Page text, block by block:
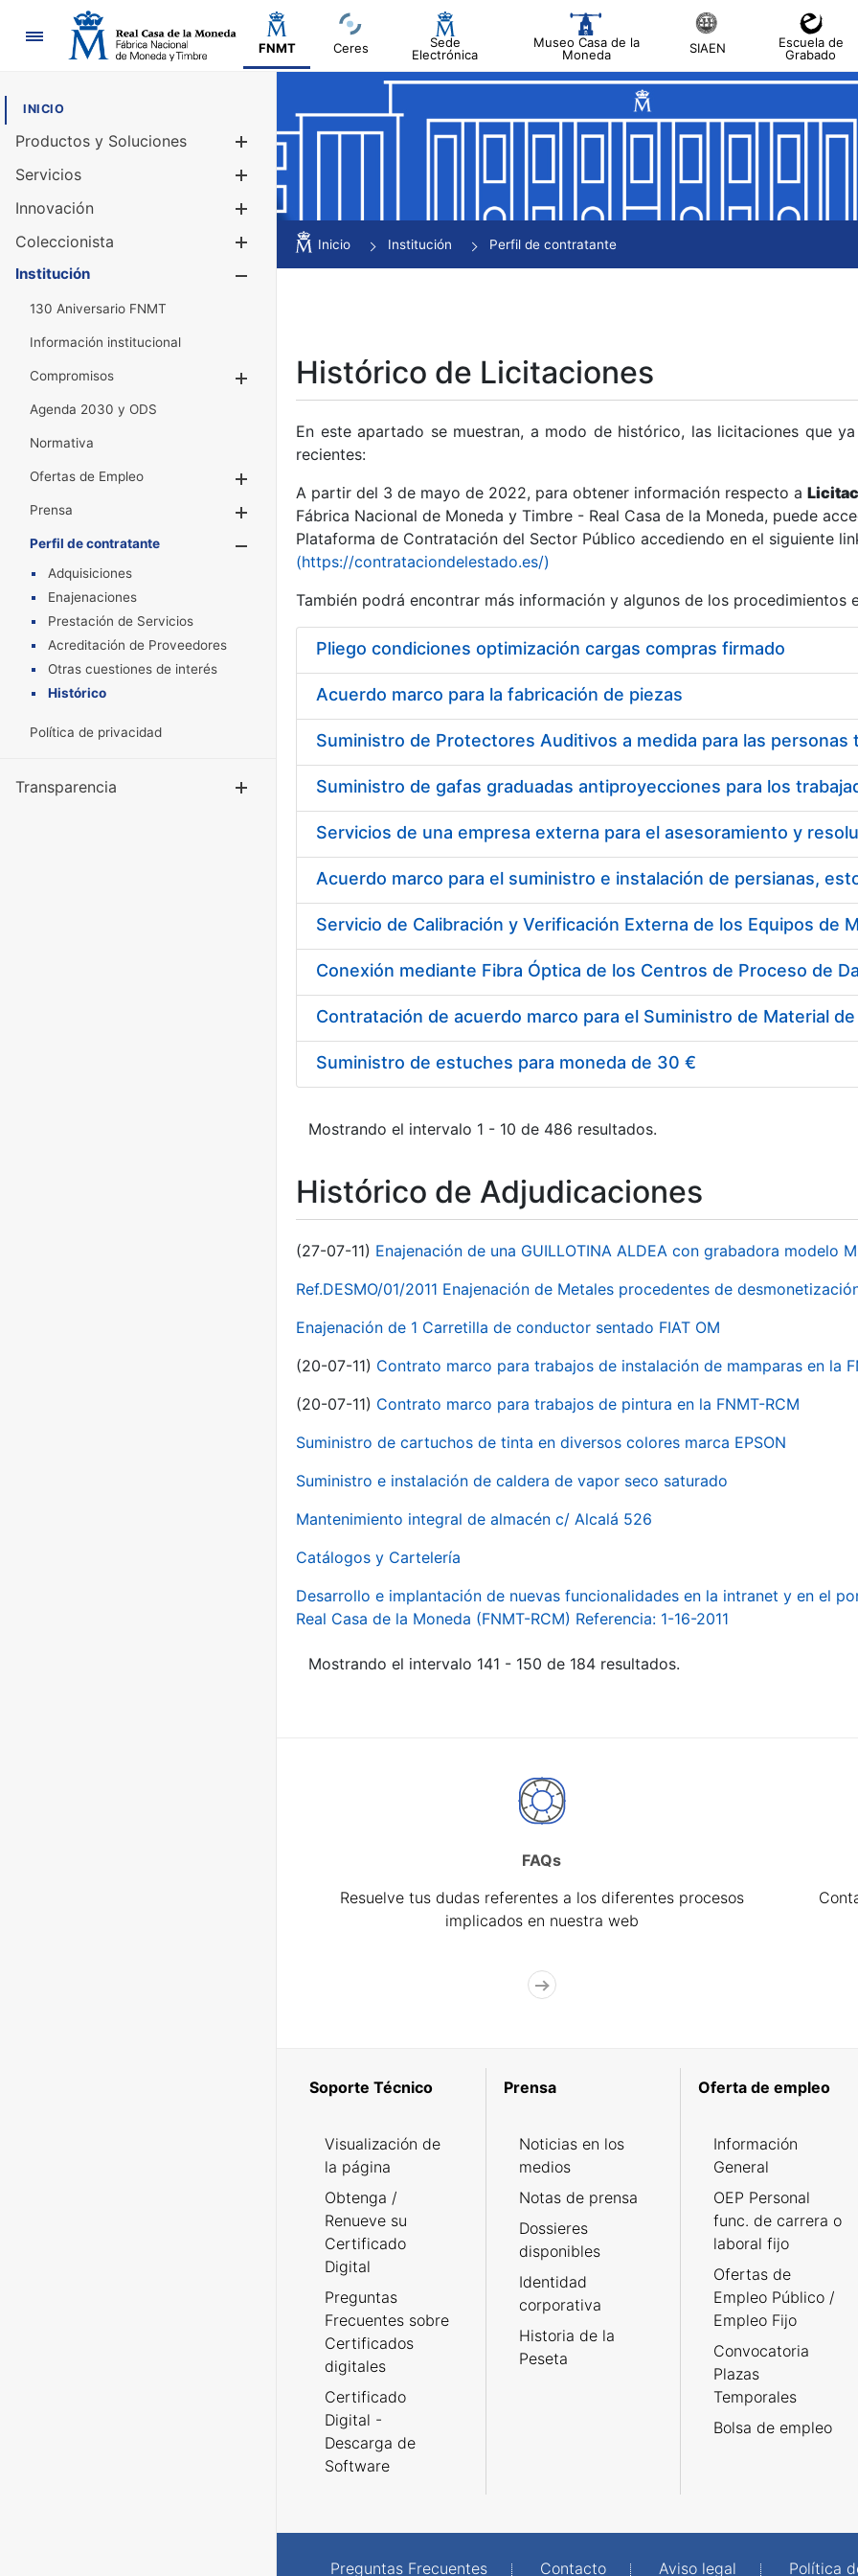
Navegación
FNMT Ceres
Sede
Electrónica
Museo Casa de la
Moneda
SIAEN
Escuela de
Grabado
INICIO
Productos y Soluciones
Mostrar/Ocultar
Servicios
Innovación
Coleccionista
Mostrar/Ocultar
Institución
130 Aniversario FNMT
Información institucional
Compromisos
Mostrar/Ocultar
Agenda 2030 y ODS
Normativa
Ofertas de Empleo
Prensa
Mostrar/Ocultar
Perfil de contratante
Mostrar/Ocultar
Adquisiciones
Enajenaciones
Prestación de Servicios
Acreditación de Proveedores
Otras cuestiones de interés
Histórico
Política de privacidad
Transparencia Mostrar/Ocultar
Inicio Institución Perfil de contratante
Histórico de Licitaciones
En este apartado se muestran, a modo de histórico, las licitaciones que
recientes:
A partir del 3 de mayo de 2022, para obtener información respecto a
Fábrica Nacional de Moneda y Timbre - Real Casa de la Moneda, puede
Plataforma de Contratación del Sector Público accediendo en el siguiente
(https://contrataciondelestado.es/)
También podrá encontrar más información y algunos de los procedimientos
Pliego condiciones optimización cargas compras firmado
Acuerdo marco para la fabricación de piezas
Acuerdo marco para el suministro e instalación de persianas,
Suministro de estuches para moneda de 30 €
Mostrando el intervalo 1 - 10 de 486 resultados.
Histórico de Adjudicaciones
(27-07-11) Enajenación de una GUILLOTINA ALDEA con grabadora modelo
Ref.DESMO/01/2011 Enajenación de Metales procedentes de
Enajenación de 1 Carretilla de conductor sentado FIAT OM
(20-07-11) Contrato marco para trabajos de instalación de mamparas en la
(20-07-11) Contrato marco para trabajos de pintura en la FNMT-RCM
Suministro de cartuchos de tinta en diversos colores marca EPSON
Suministro e instalación de caldera de vapor seco saturado
Mantenimiento integral de almacén c/ Alcalá 526
Catálogos y Cartelería
Desarrollo e implantación de nuevas funcionalidades en la intranet y en el
Real Casa de la Moneda (FNMT-RCM) Referencia: 1-16-2011
Mostrando el intervalo 141 - 150 de 184 resultados.
FAQs
Resuelve tus dudas referentes a los diferentes procesos
implicados en nuestra web
Soporte Técnico
Visualización de
la página
Obtenga /
Renueve su
Certificado
Digital
Preguntas
Frecuentes sobre
Certificados
digitales
Certificado
Digital -
Descarga de
Software
Prensa
Noticias en los
medios
Notas de prensa
Dossieres
disponibles
Identidad
corporativa
Historia de la
Peseta
Oferta de empleo
Información
General
OEP Personal
func. de carrera o
laboral fijo
Ofertas de
Empleo Público /
Empleo Fijo
Convocatoria
Plazas
Temporales
Bolsa de empleo
Preguntas Frecuentes Contacto Aviso legal Política